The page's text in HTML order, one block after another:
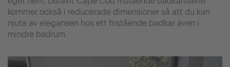
kommer också i reducerade dimensioner så att du kan
njuta av elegansen hos ett fristående badkar även i
mindre badrum.